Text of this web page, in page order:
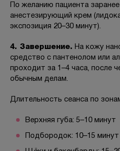
По желанию пациента
анестезирующий крем
экспозиция 20–30 минут).
4. Завершение. На кожу
средство с пантенолом или
проходит за 1–4 часа, после
обычным делам.
Длительность сеанса по
Верхняя губа: 5–10 минут
Подбородок: 10–15 минут